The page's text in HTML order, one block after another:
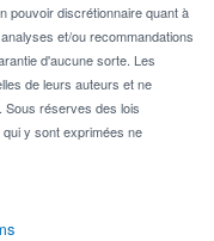
pouvoir discrétionnaire quant à
et/ou recommandations
d'aucune sorte. Les
de leurs auteurs et ne
Sous réserves des lois
y sont exprimées ne